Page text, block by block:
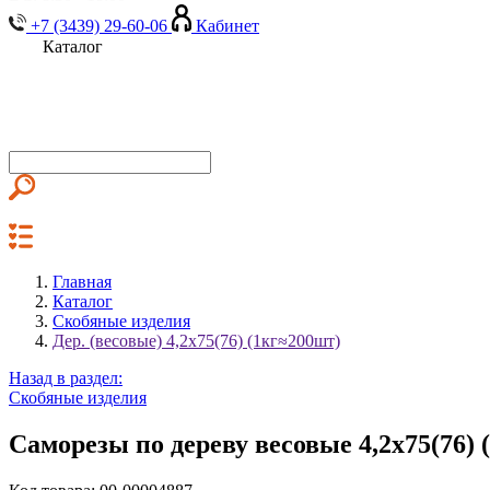
+7 (3439) 29-60-06
Кабинет
Каталог
Главная
Каталог
Скобяные изделия
Дер. (весовые) 4,2х75(76) (1кг≈200шт)
Назад в раздел:
Скобяные изделия
Саморезы по дереву весовые 4,2х75(76)